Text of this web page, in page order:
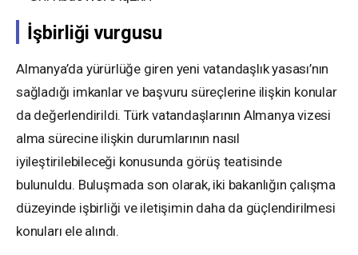
İşbirliği vurgusu
Almanya’da yürürlüğe giren yeni vatandaşlık yasası’nın
sağladığı imkanlar ve başvuru süreçlerine ilişkin konular
da değerlendirildi. Türk vatandaşlarının Almanya vizesi
alma sürecine ilişkin durumlarının nasıl
iyileştirilebileceği konusunda görüş teatisinde
bulunuldu. Buluşmada son olarak, iki bakanlığın çalışma
düzeyinde işbirliği ve iletişimin daha da güçlendirilmesi
konuları ele alındı.